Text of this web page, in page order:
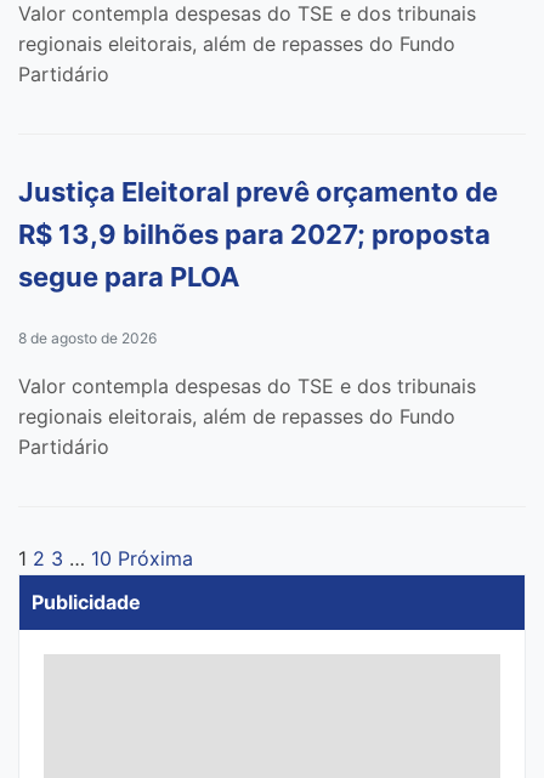
Valor contempla despesas do TSE e dos tribunais
regionais eleitorais, além de repasses do Fundo
Partidário
Justiça Eleitoral prevê orçamento de
R$ 13,9 bilhões para 2027; proposta
segue para PLOA
8 de agosto de 2026
Valor contempla despesas do TSE e dos tribunais
regionais eleitorais, além de repasses do Fundo
Partidário
Paginação
de
posts
1 2 3 … 10 Próxima
Publicidade